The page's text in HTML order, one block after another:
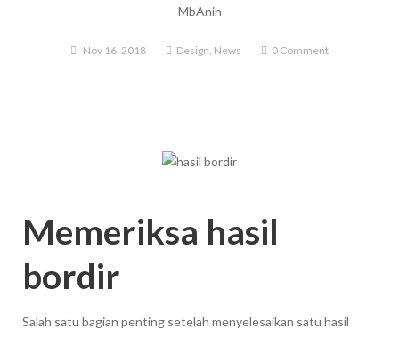
MbAnin
Nov 16, 2018 Design, News 0 Comment
Memeriksa hasil
bordir
Salah satu bagian penting setelah menyelesaikan satu hasil